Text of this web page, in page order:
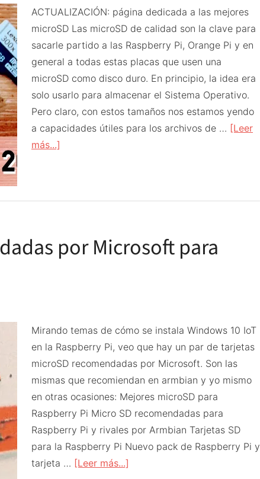
ACTUALIZACIÓN: página dedicada a las mejores
microSD Las microSD de calidad son la clave para
sacarle partido a las Raspberry Pi, Orange Pi y en
general a todas estas placas que usen una
microSD como disco duro. En principio, la idea era
solo usarlo para almacenar el Sistema Operativo.
Pero claro, con estos tamaños nos estamos yendo
a capacidades útiles para los archivos de … [Leer
más...]
Pi
2017
por Microsoft para
Mirando temas de cómo se instala Windows 10 IoT
en la Raspberry Pi, veo que hay un par de tarjetas
microSD recomendadas por Microsoft. Son las
mismas que recomiendan en armbian y yo mismo
en otras ocasiones: Mejores microSD para
Raspberry Pi Micro SD recomendadas para
Raspberry Pi y rivales por Armbian Tarjetas SD
para la Raspberry Pi Nuevo pack de Raspberry Pi y
tarjeta … [Leer más...]